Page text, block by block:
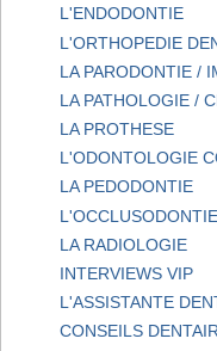
L'ENDODONTIE
L'ORTHOPEDIE
LA PARODONTIE /
LA PATHOLOGIE /
LA PROTHESE
L'ODONTOLOGIE
LA PEDODONTIE
L'OCCLUSODONTIE
LA RADIOLOGIE
INTERVIEWS VIP
L'ASSISTANTE
CONSEILS